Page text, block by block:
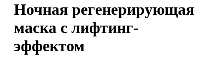
Ночная регенерирующая
маска с лифтинг-
эффектом